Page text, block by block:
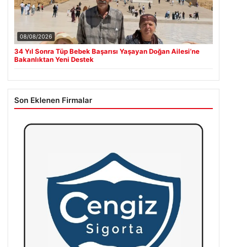
08/08/2026
34 Yıl Sonra Tüp Bebek Başarısı Yaşayan Doğan Ailesi’ne
Bakanlıktan Yeni Destek
Son Eklenen Firmalar